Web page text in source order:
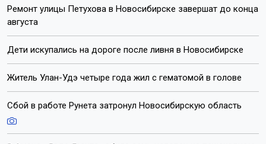
Ремонт улицы Петухова в Новосибирске завершат до конца
августа
Дети искупались на дороге после ливня в Новосибирске
Житель Улан-Удэ четыре года жил с гематомой в голове
Сбой в работе Рунета затронул Новосибирскую область